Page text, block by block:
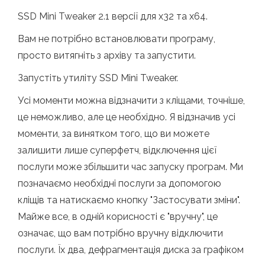
SSD Mini Tweaker 2.1 версії для x32 та x64.
Вам не потрібно встановлювати програму,
просто витягніть з архіву та запустити.
Запустіть утиліту SSD Mini Tweaker.
Усі моменти можна відзначити з кліщами, точніше,
це неможливо, але це необхідно. Я відзначив усі
моменти, за винятком того, що ви можете
залишити лише суперфетч, відключення цієї
послуги може збільшити час запуску програм. Ми
позначаємо необхідні послуги за допомогою
кліщів та натискаємо кнопку "Застосувати зміни".
Майже все, в одній корисності є "вручну", це
означає, що вам потрібно вручну відключити
послуги. Їх два, дефрагментація диска за графіком